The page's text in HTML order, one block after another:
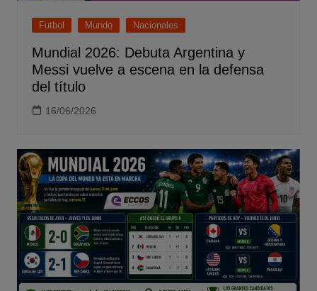
Futbol Mundo Nacionales
Mundial 2026: Debuta Argentina y
Messi vuelve a escena en la defensa
del título
16/06/2026